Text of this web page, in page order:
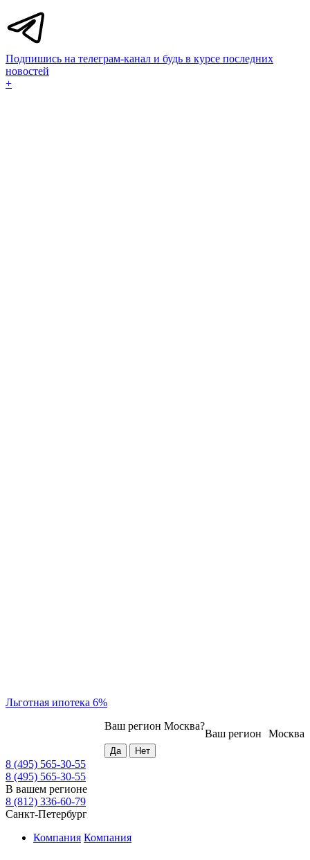
Подпишись на телеграм-канал и будь в курсе последних
новостей
+
Льготная ипотека 6%
Москва
Ваш регион
Ваш регион Москва?
8 (495) 565-30-55
8 (495) 565-30-55
В вашем регионе
8 (812) 336-60-79
Санкт-Петербург
Компания Компания